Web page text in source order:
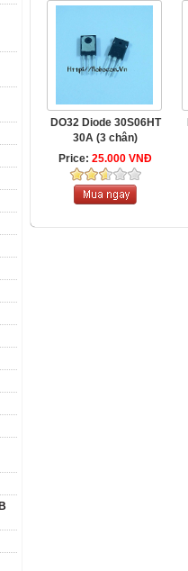
DO32 Diode 30S06HT
30A (3 chân)
Price: 25.000 VNĐ